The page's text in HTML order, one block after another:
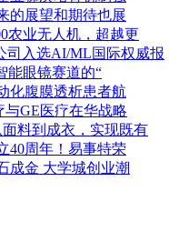
的展望和期待也展
农业无人机，超越更
司入选AI/ML国际权威报
能眼镜赛道的“
化腹膜透析患者航
与GE医疗在华战略
料到成衣，实现既有
40周年！易事特荣
成金 大学城创业潮